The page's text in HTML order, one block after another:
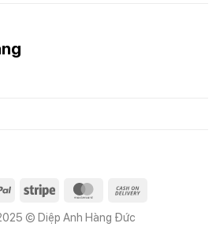
PayPal Stripe MasterCard
© Diệp Anh Hàng Đức